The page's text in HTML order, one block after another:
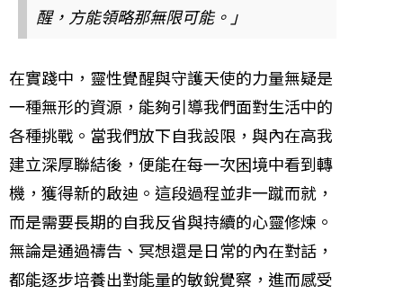
醒，方能領略那無限可能。」
在實踐中，靈性覺醒與守護天使的力量無疑是
一種無形的資源，能夠引導我們面對生活中的
各種挑戰。當我們放下自我設限，與內在高我
建立深厚聯結後，便能在每一次困境中看到轉
機，獲得新的啟迪。這段過程並非一蹴而就，
而是需要長期的自我反省與持續的心靈修煉。
無論是通過禱告、冥想還是日常的內在對話，
都能逐步培養出對能量的敏銳覺察，進而感受